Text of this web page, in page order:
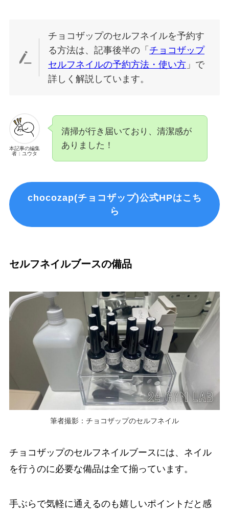
チョコザップのセルフネイルを予約す
る方法は、記事後半の「 チョコザップ
セルフネイルの予約方法・使い方 」で
詳しく解説しています。
本記事の編集
者：ユウタ
清掃が行き届いており、清潔感が
ありました！
chocozap(チョコザップ)公式HPはこち
ら
セルフネイルブースの備品
筆者撮影：チョコザップのセルフネイル
チョコザップのセルフネイルブースには、ネイル
を行うのに必要な備品は全て揃っています。
手ぶらで気軽に通えるのも嬉しいポイントだと感